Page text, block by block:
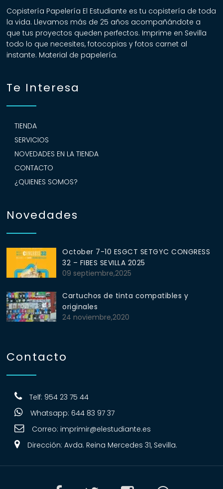
Copistería Papelería El Estudiante es tu copistería de toda
la vida. Llevamos más de 25 años acompañándote a
que tus proyectos queden perfectos. Imprime en Sevilla
todo lo que necesites, fotocopias y fotos carnet al
instante. Material de papelería.
Te Interesa
TIENDA
SERVICIOS
NOVEDADES EN LA TIENDA
CONTACTO
¿QUIENES SOMOS?
Novedades
October 7-10 ESGCT SETGYC CONGRESS
32 – FIBES SEVILLA 2025
09 septiembre,2025
Cartuchos de tinta compatibles y
originales
24 noviembre,2020
Contacto
Telf: 954 23 75 44
Whatsapp: 644 83 97 37
Correo: imprimir@elestudiante.es
Dirección: Avda. Reina Mercedes 31, Sevilla.